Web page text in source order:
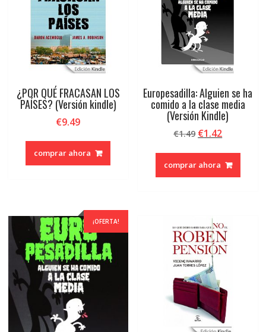
¿POR QUÉ FRACASAN LOS
PAÍSES? (Versión kindle)
€9.49
comprar ahora
Europesadilla: Alguien se ha
comido a la clase media
(Versión Kindle)
€1.49 El
original
era:
€1.42El
actual
es:
comprar ahora
¡OFERTA!